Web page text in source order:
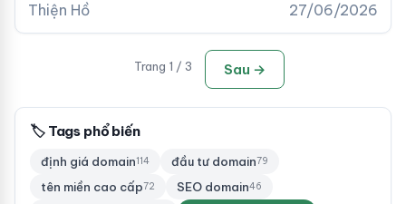
Thiện Hồ 27/06/2026
Trang 1 / 3 Sau →
🏷 Tags phổ biến
định giá domain114 đầu tư domain79
tên miền cao cấp72 SEO domain46